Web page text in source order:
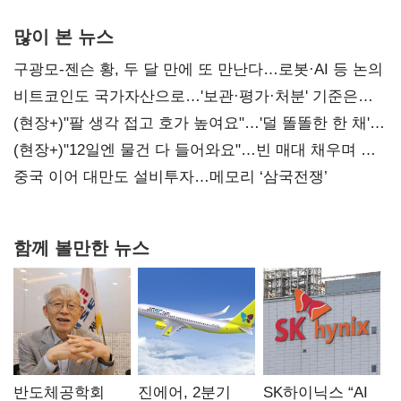
많이 본 뉴스
구광모-젠슨 황, 두 달 만에 또 만난다…로봇·AI 등 논의
비트코인도 국가자산으로…'보관·평가·처분' 기준은
숙제
(현장+)"팔 생각 접고 호가 높여요"…'덜 똘똘한 한 채'
20억 키맞추기
(현장+)"12일엔 물건 다 들어와요"…빈 매대 채우며 문
연 홈플러스
중국 이어 대만도 설비투자…메모리 ‘삼국전쟁’
함께 볼만한 뉴스
반도체공학회 진에어, 2분기 SK하이닉스 “AI